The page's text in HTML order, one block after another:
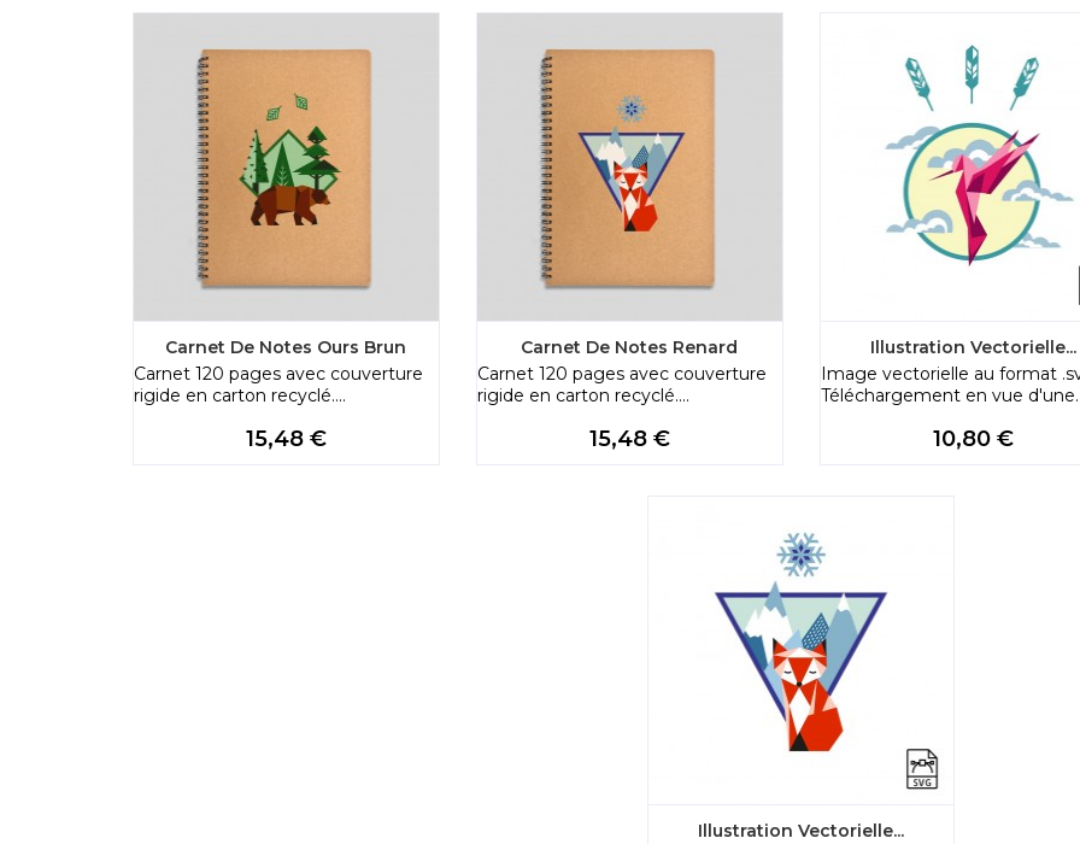
Carnet De Notes Ours Brun
Carnet 120 pages avec couverture
rigide en carton recyclé....
Price
15,48 €
Carnet De Notes Renard
Carnet 120 pages avec couverture
rigide en carton recyclé....
Price
15,48 €
Illustration Vectorielle...
Image vectorielle au format
Téléchargement en vue
Price
10,80 €
Illustration Vectorielle...